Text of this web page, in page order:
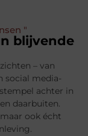
"
blijvende
– van
social media-
achter in
daarbuiten.
ook écht